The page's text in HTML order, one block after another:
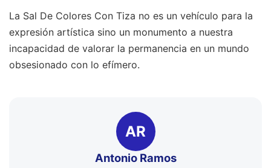
La Sal De Colores Con Tiza no es un vehículo para la
expresión artística sino un monumento a nuestra
incapacidad de valorar la permanencia en un mundo
obsesionado con lo efímero.
AR
Antonio Ramos